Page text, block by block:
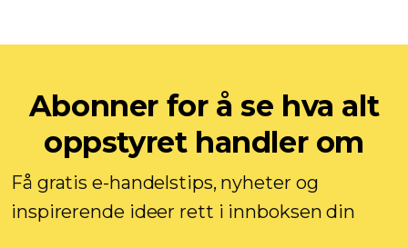
Abonner for å se hva alt
oppstyret handler om
Få gratis e-handelstips, nyheter og
inspirerende ideer rett i innboksen din